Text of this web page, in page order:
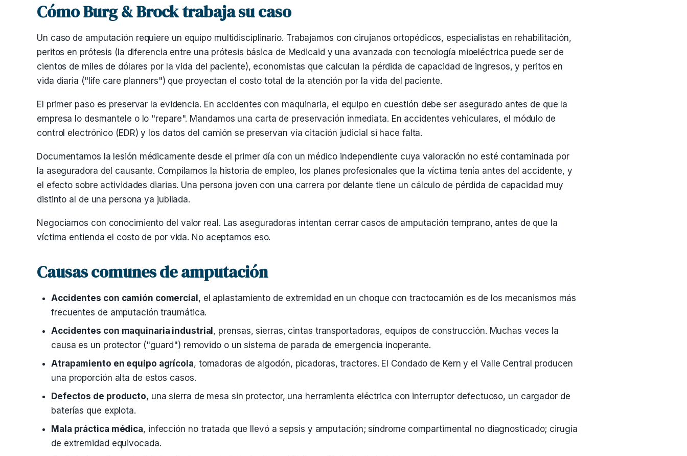
Cómo Burg & Brock trabaja su caso
Un caso de amputación requiere un equipo multidisciplinario. Trabajamos con cirujanos ortopédicos, especialistas en rehabilitación,
peritos en prótesis (la diferencia entre una prótesis básica de Medicaid y una avanzada con tecnología mioeléctrica puede ser de
cientos de miles de dólares por la vida del paciente), economistas que calculan la pérdida de capacidad de ingresos, y peritos en
vida diaria ("life care planners") que proyectan el costo total de la atención por la vida del paciente.
El primer paso es preservar la evidencia. En accidentes con maquinaria, el equipo en cuestión debe ser asegurado antes de que la
empresa lo desmantele o lo "repare". Mandamos una carta de preservación inmediata. En accidentes vehiculares, el módulo de
control electrónico (EDR) y los datos del camión se preservan vía citación judicial si hace falta.
Documentamos la lesión médicamente desde el primer día con un médico independiente cuya valoración no esté contaminada por
la aseguradora del causante. Compilamos la historia de empleo, los planes profesionales que la víctima tenía antes del accidente, y
el efecto sobre actividades diarias. Una persona joven con una carrera por delante tiene un cálculo de pérdida de capacidad muy
distinto al de una persona ya jubilada.
Negociamos con conocimiento del valor real. Las aseguradoras intentan cerrar casos de amputación temprano, antes de que la
víctima entienda el costo de por vida. No aceptamos eso.
Causas comunes de amputación
Accidentes con camión comercial , el aplastamiento de extremidad en un choque con tractocamión es de los mecanismos más
frecuentes de amputación traumática.
Accidentes con maquinaria industrial , prensas, sierras, cintas transportadoras, equipos de construcción. Muchas veces la
causa es un protector ("guard") removido o un sistema de parada de emergencia inoperante.
Atrapamiento en equipo agrícola, tomadoras de algodón, picadoras, tractores. El Condado de Kern y el Valle Central producen
una proporción alta de estos casos.
Defectos de producto, una sierra de mesa sin protector, una herramienta eléctrica con interruptor defectuoso, un cargador de
baterías que explota.
Mala práctica médica, infección no tratada que llevó a sepsis y amputación; síndrome compartimental no diagnosticado; cirugía
de extremidad equivocada.